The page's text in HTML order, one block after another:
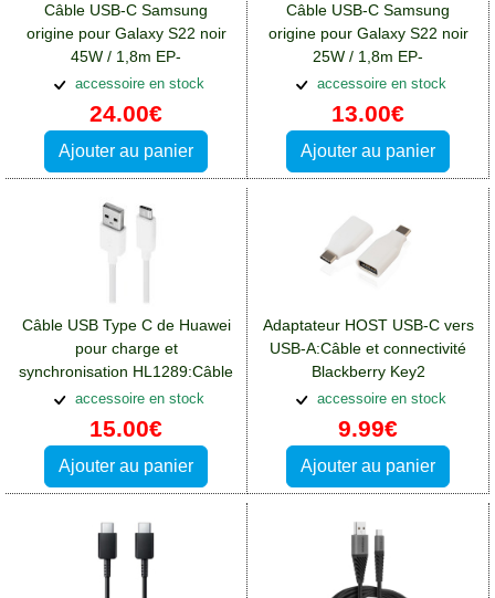
Câble USB-C Samsung
origine pour Galaxy S22 noir
45W / 1,8m EP-
DX510JBEGEU:Câble et
connectivité Blackberry Key2
accessoire en stock
24.00€
Ajouter au panier
Câble USB-C Samsung
origine pour Galaxy S22 noir
25W / 1,8m EP-
DX310JBEGEU:Câble et
connectivité Blackberry Key2
accessoire en stock
13.00€
Ajouter au panier
Câble USB Type C de Huawei
pour charge et
synchronisation HL1289:Câble
et connectivité Blackberry
Key2
accessoire en stock
15.00€
Ajouter au panier
Adaptateur HOST USB-C vers
USB-A:Câble et connectivité
Blackberry Key2
accessoire en stock
9.99€
Ajouter au panier